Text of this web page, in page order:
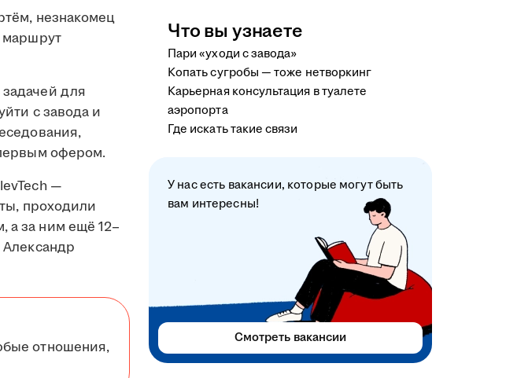
незнакомец
маршрут
для
с завода и
офером.
—
проходили
а за ним ещё 12–
отношения,
Что вы узнаете
Пари «уходи с завода»
Копать сугробы — тоже нетворкинг
Карьерная консультация в туалете
аэропорта
Где искать такие связи
У нас есть вакансии, которые могут быть
вам интересны!
Смотреть вакансии